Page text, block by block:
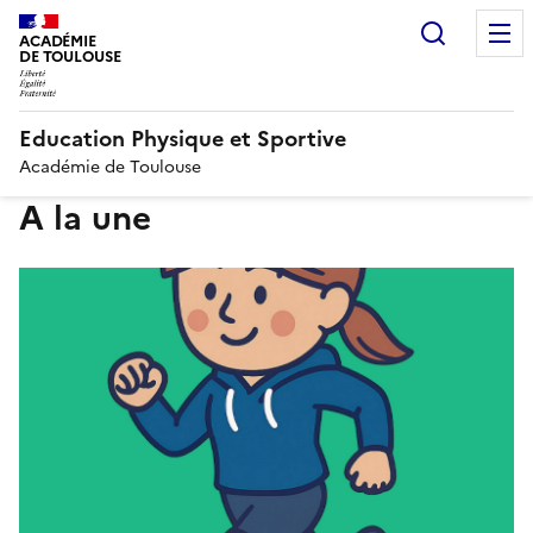
ACADÉMIE
DE TOULOUSE
Education Physique et Sportive
Académie de Toulouse
A la une